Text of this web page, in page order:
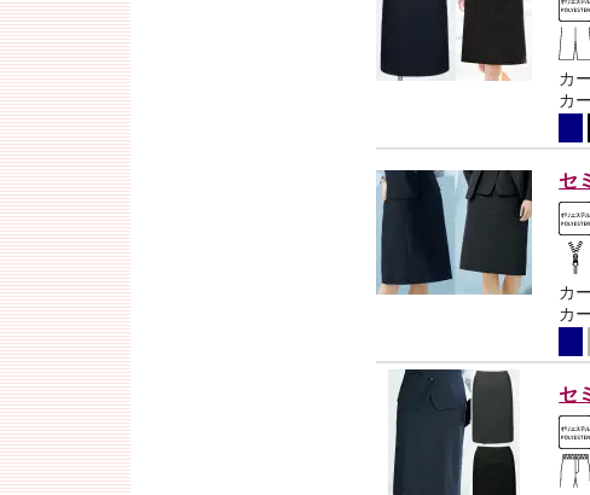
カ
カ
セ
カ
カ
セ